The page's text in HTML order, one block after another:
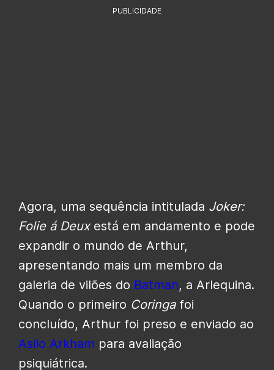
PUBLICIDADE
Agora, uma sequência intitulada Joker:
Folie á Deuxestá em andamento e pode
expandir o mundo de Arthur,
apresentando mais um membro da
galeria de vilões do Batman, a Arlequina.
Quando o primeiro Coringafoi
concluído, Arthur foi preso e enviado ao
Asilo Arkham para avaliação
psiquiátrica.